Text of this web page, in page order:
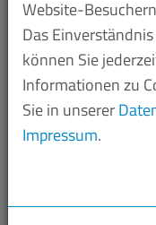
rückt Hojin Kang
Geisteszustand in
interdisziplinäre
und hat in
Als Ort der
Stadtgalerie seit
nachhaltige und
Website-
Das
können Sie
Informationen zu
Sie in unserer
Impressum.